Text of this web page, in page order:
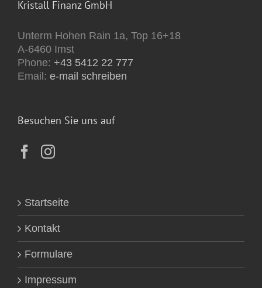
Kristall Finanz GmbH
Unterm Hohen Rain 1a, Top 16+18
A-6460 Imst
Phone: +43 5412 22 777
Email: e-mail schreiben
Besuchen Sie uns auf
Startseite
Kontakt
Formulare
Impressum